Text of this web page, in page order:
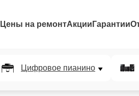
Цены на ремонтАкции Гарантии
Цифровое пианино